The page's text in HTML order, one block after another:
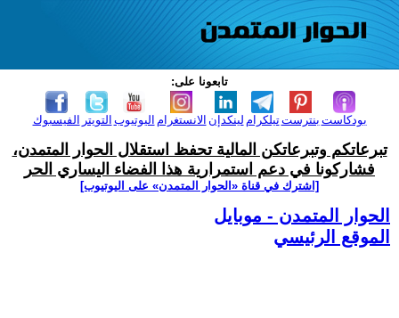
تابعونا على:
الفيسبوك التويتر اليوتيوب الانستغرام لينكدإن تيلكرامبنترست بودكاست
تبرعاتكم وتبرعاتكن المالية تحفظ استقلال الحوار المتمدن،
فشاركونا في دعم استمرارية هذا الفضاء اليساري الحر
[اشترك في قناة ‫«الحوار المتمدن» على اليوتيوب]
الحوار المتمدن - موبايل
الموقع الرئيسي